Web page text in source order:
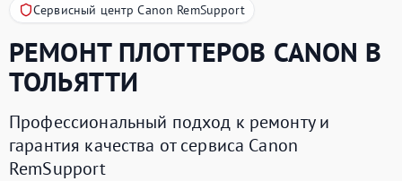
Сервисный центр Canon RemSupport
РЕМОНТ ПЛОТТЕРОВ CANON В
ТОЛЬЯТТИ
Профессиональный подход к ремонту и
гарантия качества от сервиса Canon
RemSupport